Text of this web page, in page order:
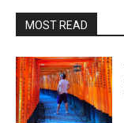
MOST READ